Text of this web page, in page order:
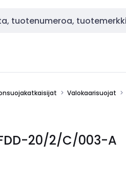
Valokaarisuojat
20/2/C/003-A